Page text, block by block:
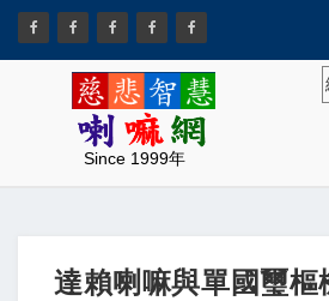
Since 1999年
達賴喇嘛與單國璽